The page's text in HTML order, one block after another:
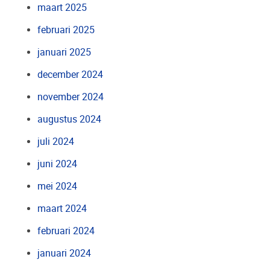
maart 2025
februari 2025
januari 2025
december 2024
november 2024
augustus 2024
juli 2024
juni 2024
mei 2024
maart 2024
februari 2024
januari 2024